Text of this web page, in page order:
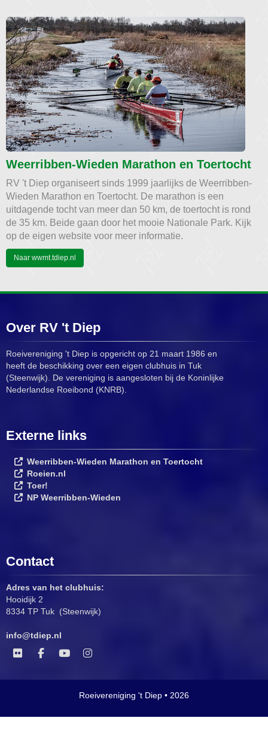
Weerribben-Wieden Marathon en Toertocht
RV 't Diep organiseert sinds 1999 jaarlijks de Weerribben-
Wieden Marathon en Toertocht. De marathon is een
uitdagende tocht van meer dan 50 km, de toertocht is rond
de 35 km. Beide gaan door het mooie Nationale Park. Kijk
op de eigen website voor meer informatie.
Naar wwmt.tdiep.nl
Over RV 't Diep
Roeivereniging 't Diep is opgericht op 21 maart 1986 en
heeft de beschikking over een eigen clubhuis in Tuk
(Steenwijk). De vereniging is aangesloten bij de Koninlijke
Nederlandse Roeibond (KNRB).
Externe links
Weerribben-Wieden Marathon en Toertocht
Roeien.nl
Toer!
NP Weerribben-Wieden
Contact
Adres van het clubhuis:
Hooidijk 2
8334 TP Tuk (Steenwijk)
ofni@tdiep.nl
Roeivereniging 't Diep • 2026